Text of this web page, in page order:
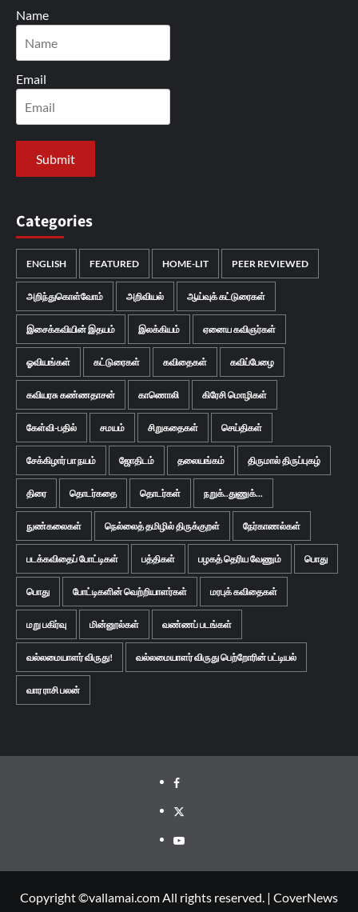
Name
Email
Categories
ENGLISH FEATURED HOME-LIT PEER REVIEWED
அறிந்துகொள்வோம் அறிவியல் ஆய்வுக் கட்டுரைகள்
இசைக்கவியின் இதயம் இலக்கியம் ஏனைய கவிஞர்கள்
ஓவியங்கள் கட்டுரைகள் கவிதைகள் கவிப்பேழை
கவியரசு கண்ணதாசன் காணொலி கிரேசி மொழிகள்
கேள்வி-பதில் சமயம் சிறுகதைகள் செய்திகள்
சேக்கிழார் பா நயம் ஜோதிடம் தலையங்கம் திருமால் திருப்புகழ்
திரை தொடர்கதை தொடர்கள் நறுக்..துணுக்...
நுண்கலைகள் நெல்லைத் தமிழில் திருக்குறள் நேர்காணல்கள்
படக்கவிதைப் போட்டிகள் பத்திகள் பழகத் தெரிய வேணும் பொது
பொது போட்டிகளின் வெற்றியாளர்கள் மரபுக் கவிதைகள்
மறு பகிர்வு மின்னூல்கள் வண்ணப் படங்கள்
வல்லமையாளர் விருது! வல்லமையாளர் விருது பெற்றோரின் பட்டியல்
வார ராசி பலன்
Facebook
Twitter
Youtube
Copyright ©vallamai.com All rights reserved. | CoverNews